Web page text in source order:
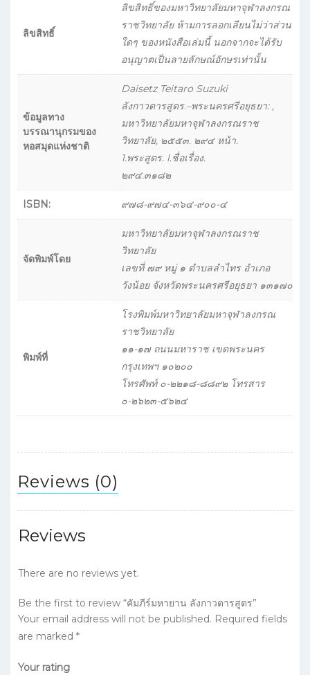
ลิขสิทธิ์
ลิขสิทธิ์ของมหาวิทยาลัยมหาจุฬาลงกรณ
ราชวิทยาลัย ห้ามการลอกเลียนไม่ว่าส่วน
ใดๆ ของหนังสือเล่มนี้ นอกจากจะได้รับ
อนุญาตเป็นลายลักษณ์อักษรเท่านั้น
ข้อมูลทาง
บรรณานุกรมของ
หอสมุดแห่งชาติ
Daisetz Teitaro Suzuki
ลังกาวตารสูตร.–พระนครศรีอยุธยา: ,
มหาวิทยาลัยมหาจุฬาลงกรณราช
วิทยาลัย, ๒๕๕๓. ๒๙๔ หน้า.
1.พระสูตร. l.ชื่อเรื่อง.
๒๙๔.๓๑๘๒
ISBN: ๙๗๘-๙๗๔-๓๖๔-๙๐๐-๔
จัดพิมพ์โดย
มหาวิทยาลัยมหาจุฬาลงกรณราช
วิทยาลัย
เลขที่ ๗๙ หมู่ ๑ ตำบลลำไทร อำเภอ
วังน้อย จังหวัดพระนครศรีอยุธยา ๑๓๑๗๐
พิมพ์ที่
โรงพิมพ์มหาวิทยาลัยมหาจุฬาลงกรณ
ราชวิทยาลัย
๑๑-๑๗ ถนนมหาราช เขตพระนคร
กรุงเทพฯ ๑๐๒๐๐
โทรศัพท์ ๐-๒๒๑๘-๘๘๙๒ โทรสาร
๐-๒๖๒๓-๕๖๒๔
Reviews (0)
Reviews
There are no reviews yet.
Be the first to review “คัมภีร์มหายาน ลังกาวตารสูตร”
Your email address will not be published. Required fields
are marked *
Your rating